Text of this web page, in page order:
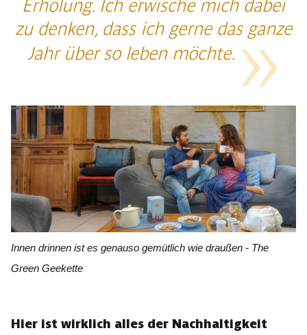
Erholung. Ich erwische mich dabei
zu denken, dass ich gerne das ganze
Jahr über so leben möchte.
Innen drinnen ist es genauso gemütlich wie draußen - The
Green Geekette
Hier ist wirklich alles der Nachhaltigkeit